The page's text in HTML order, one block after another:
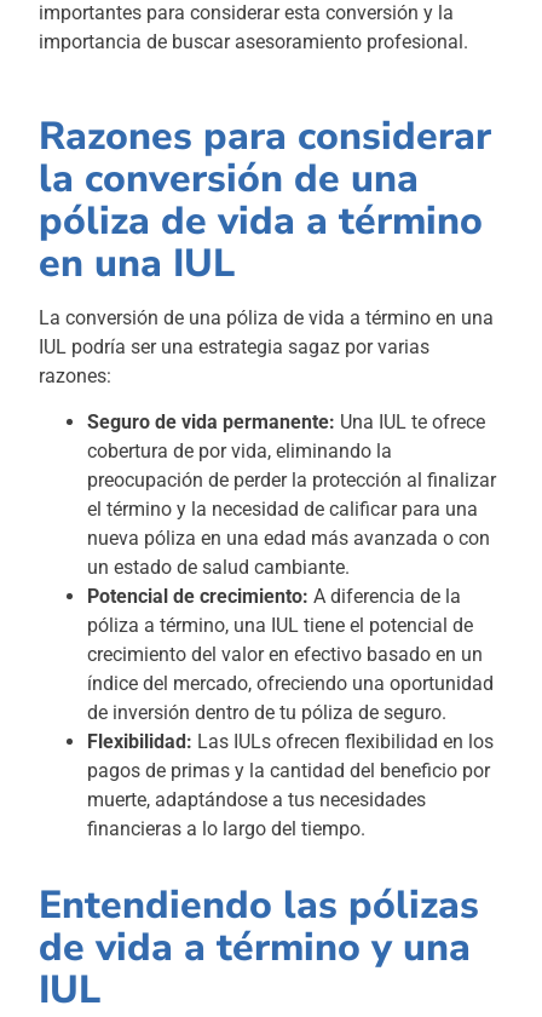
importantes para considerar esta conversión y la
importancia de buscar asesoramiento profesional.
Razones para considerar
la conversión de una
póliza de vida a término
en una IUL
La conversión de una póliza de vida a término en una
IUL podría ser una estrategia sagaz por varias
razones:
Seguro de vida permanente: Una IUL te ofrece
cobertura de por vida, eliminando la
preocupación de perder la protección al finalizar
el término y la necesidad de calificar para una
nueva póliza en una edad más avanzada o con
un estado de salud cambiante.
Potencial de crecimiento: A diferencia de la
póliza a término, una IUL tiene el potencial de
crecimiento del valor en efectivo basado en un
índice del mercado, ofreciendo una oportunidad
de inversión dentro de tu póliza de seguro.
Flexibilidad: Las IULs ofrecen flexibilidad en los
pagos de primas y la cantidad del beneficio por
muerte, adaptándose a tus necesidades
financieras a lo largo del tiempo.
Entendiendo las pólizas
de vida a término y una
IUL